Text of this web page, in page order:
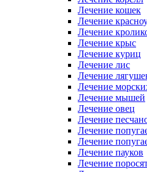
Лечение кошек
Лечение
Лечение
Лечение крыс
Лечение куриц
Лечение лис
Лечение
Лечение
Лечение мышей
Лечение овец
Лечение
Лечение
Лечение
Лечение пауков
Лечение